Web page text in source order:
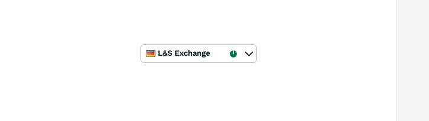
L&S Exchange